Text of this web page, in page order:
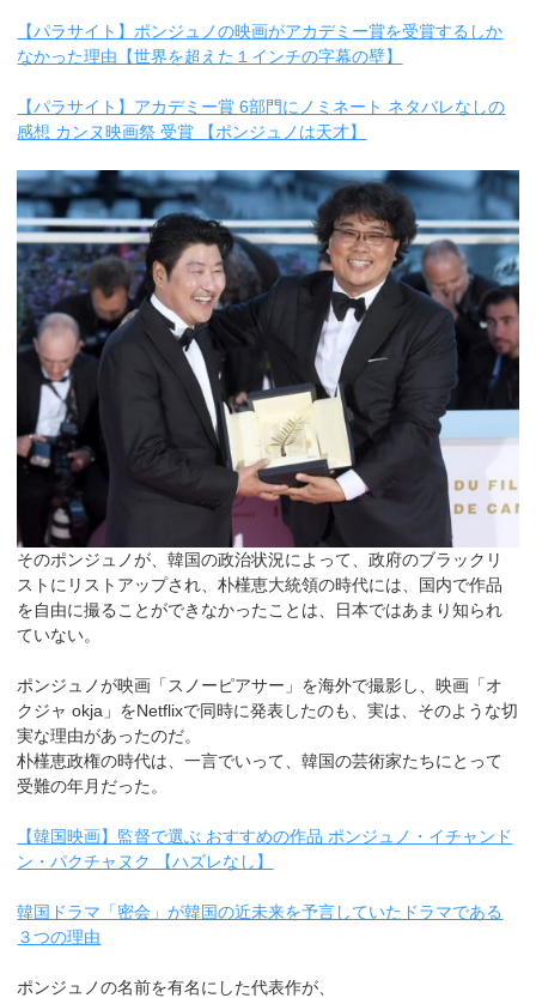
【パラサイト】ポンジュノの映画がアカデミー賞を受賞するしか
なかった理由【世界を超えた１インチの字幕の壁】
【パラサイト】アカデミー賞 6部門にノミネート ネタバレなしの
感想 カンヌ映画祭 受賞 【ポンジュノは天才】
そのポンジュノが、韓国の政治状況によって、政府のブラックリ
ストにリストアップされ、朴槿恵大統領の時代には、国内で作品
を自由に撮ることができなかったことは、日本ではあまり知られ
ていない。
ポンジュノが映画「スノーピアサー」を海外で撮影し、映画「オ
クジャ okja」をNetflixで同時に発表したのも、実は、そのような切
実な理由があったのだ。
朴槿恵政権の時代は、一言でいって、韓国の芸術家たちにとって
受難の年月だった。
【韓国映画】監督で選ぶ おすすめの作品 ポンジュノ・イチャンド
ン・パクチャヌク 【ハズレなし】
韓国ドラマ「密会」が韓国の近未来を予言していたドラマである
３つの理由
ポンジュノの名前を有名にした代表作が、